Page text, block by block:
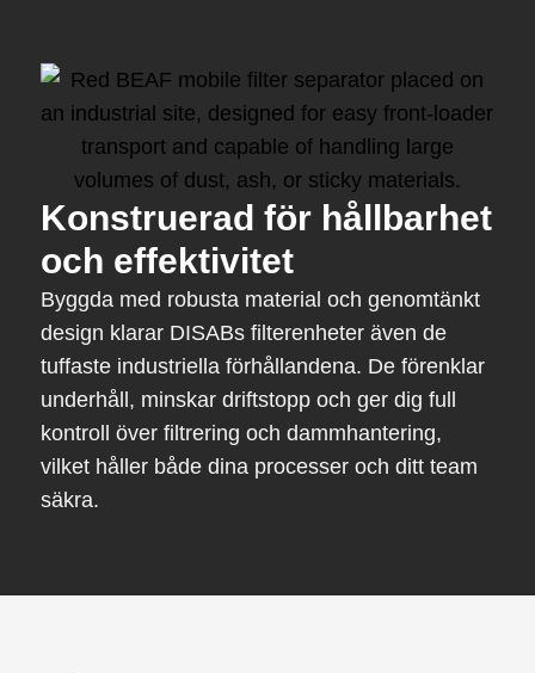
Konstruerad för hållbarhet
och effektivitet
Byggda med robusta material och genomtänkt
design klarar DISABs filterenheter även de
tuffaste industriella förhållandena. De förenklar
underhåll, minskar driftstopp och ger dig full
kontroll över filtrering och dammhantering,
vilket håller både dina processer och ditt team
säkra.